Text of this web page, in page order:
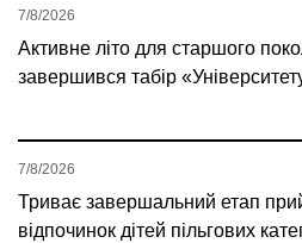
Активне літо для старшого
завершився табір «Університету
7/8/2026
Триває завершальний етап
відпочинок дітей пільгових
7/8/2026